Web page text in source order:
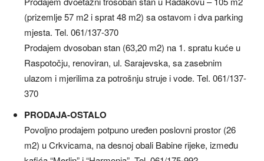
(prizemlje 57 m2 i sprat 48 m2) sa ostavom i dva parking
mjesta. Tel. 061/137-370
Prodajem dvosoban stan (63,20 m2) na 1. spratu kuće u
Raspotočju, renoviran, ul. Sarajevska, sa zasebnim
ulazom i mjerilima za potrošnju struje i vode. Tel. 061/137-
370
PRODAJA-OSTALO
Povoljno prodajem potpuno uređen poslovni prostor (26
m2) u Crkvicama, na desnoj obali Babine rijeke, između